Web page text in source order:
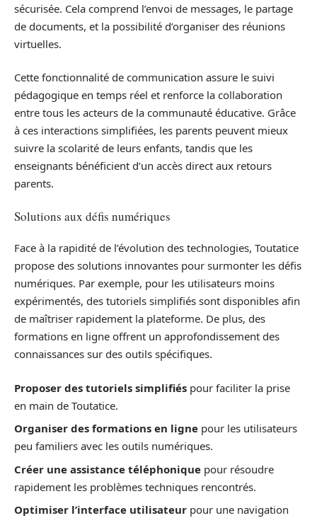
sécurisée. Cela comprend l’envoi de messages, le partage
de documents, et la possibilité d’organiser des réunions
virtuelles.
Cette fonctionnalité de communication assure le suivi
pédagogique en temps réel et renforce la collaboration
entre tous les acteurs de la communauté éducative. Grâce
à ces interactions simplifiées, les parents peuvent mieux
suivre la scolarité de leurs enfants, tandis que les
enseignants bénéficient d’un accès direct aux retours
parents.
Solutions aux défis numériques
Face à la rapidité de l’évolution des technologies, Toutatice
propose des solutions innovantes pour surmonter les défis
numériques. Par exemple, pour les utilisateurs moins
expérimentés, des tutoriels simplifiés sont disponibles afin
de maîtriser rapidement la plateforme. De plus, des
formations en ligne offrent un approfondissement des
connaissances sur des outils spécifiques.
Proposer des tutoriels simplifiés pour faciliter la prise
en main de Toutatice.
Organiser des formations en ligne pour les utilisateurs
peu familiers avec les outils numériques.
Créer une assistance téléphonique pour résoudre
rapidement les problèmes techniques rencontrés.
Optimiser l’interface utilisateur pour une navigation